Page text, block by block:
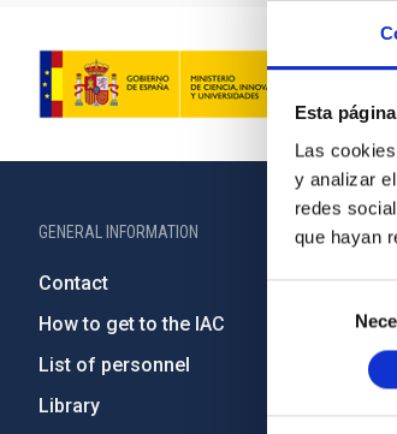
Esta
Las
y analizar
redes
que hayan
consentimiento
GENERAL INFORMATION
Contact
How to get to the IAC
List of personnel
Library